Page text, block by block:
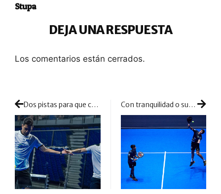
Stupa
DEJA UNA RESPUESTA
Los comentarios están cerrados.
Dos pistas para que continúe la emoción en Madrid Premier Padel: estos partidazos nos dejará la jornada de hoy en octavos de final Con tranquilidad o sufrimiento pero los favoritos siguen arrasando en Madrid